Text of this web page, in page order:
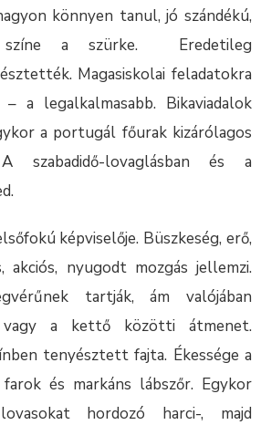
könnyen tanul, jó szándékú,
színe a szürke. Eredetileg
Magasiskolai feladatokra
a legalkalmasabb. Bikaviadalok
a portugál főurak kizárólagos
szabadidő-lovaglásban és a
képviselője. Büszkeség, erő,
akciós, nyugodt mozgás jellemzi.
tartják, ám valójában
vagy a kettő közötti átmenet.
tenyésztett fajta. Ékessége a
és markáns lábszőr. Egykor
hordozó harci-, majd